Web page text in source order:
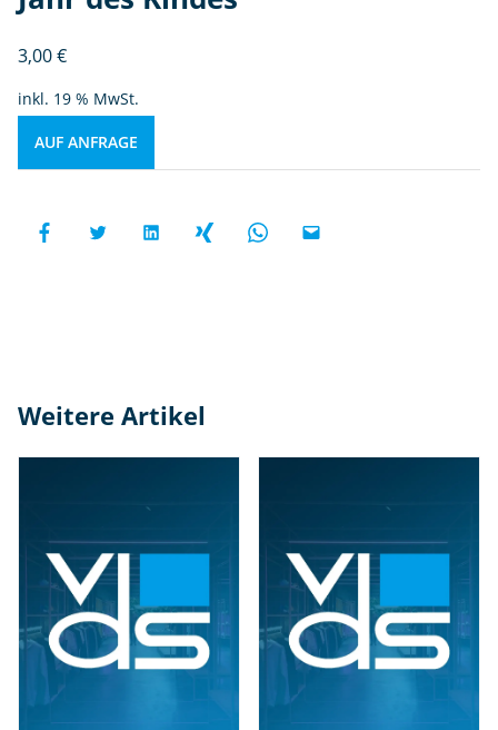
3,00€
inkl. 19 % MwSt.
AUF ANFRAGE
Weitere Artikel